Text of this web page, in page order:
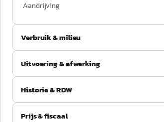
Aandrijving
Verbruik & milieu
Uitvoering & afwerking
Historie & RDW
Prijs & fiscaal